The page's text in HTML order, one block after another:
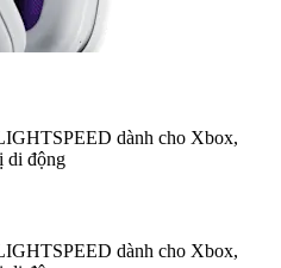
dành cho Xbox,
di động
dành cho Xbox,